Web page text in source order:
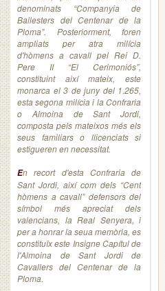
denominats “Companyia de
Ballesters del Centenar de la
Ploma”. Posteriorment, foren
ampliats per atra milícia
d'hòmens a cavall pel Rei D.
Pere II “El Cerimoniós”,
constituint així mateix, este
monarca el 3 de juny del 1.265,
esta segona milícia i la Confraria
o Almoina de Sant Jordi,
composta pels mateixos més els
seus familiars o llicenciats si
estigueren en necessitat.
En recort d'esta Confraria de
Sant Jordi, així com dels “Cent
hòmens a cavall” defensors del
símbol més apreciat dels
valencians, la Real Senyera, i
per a honrar la seua memòria, es
constituïx este Insigne Capítul de
l'Almoina de Sant Jordi de
Cavallers del Centenar de la
Ploma.